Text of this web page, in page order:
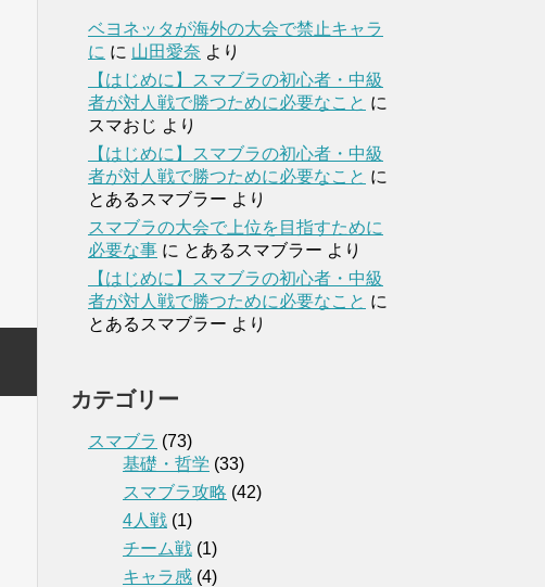
ベヨネッタが海外の大会で禁止キャラ
に に 山田愛奈 より
【はじめに】スマブラの初心者・中級
者が対人戦で勝つために必要なこと に
スマおじ より
【はじめに】スマブラの初心者・中級
者が対人戦で勝つために必要なこと に
とあるスマブラー より
スマブラの大会で上位を目指すために
必要な事 に とあるスマブラー より
【はじめに】スマブラの初心者・中級
者が対人戦で勝つために必要なこと に
とあるスマブラー より
カテゴリー
スマブラ (73)
基礎・哲学 (33)
スマブラ攻略 (42)
4人戦 (1)
チーム戦 (1)
キャラ感 (4)